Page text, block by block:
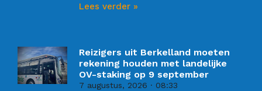
Lees verder »
Reizigers uit Berkelland moeten
rekening houden met landelijke
OV-staking op 9 september
7 augustus, 2026 08:33